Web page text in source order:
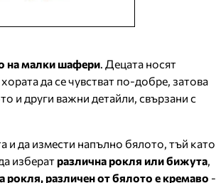
на малки шафери. Децата носят
да се чувстват по-добре, затова
и други важни детайли, свързани с
и да измести напълно бялото, тъй като
изберат различна рокля или бижута,
рокля, различен от бялото е кремаво -